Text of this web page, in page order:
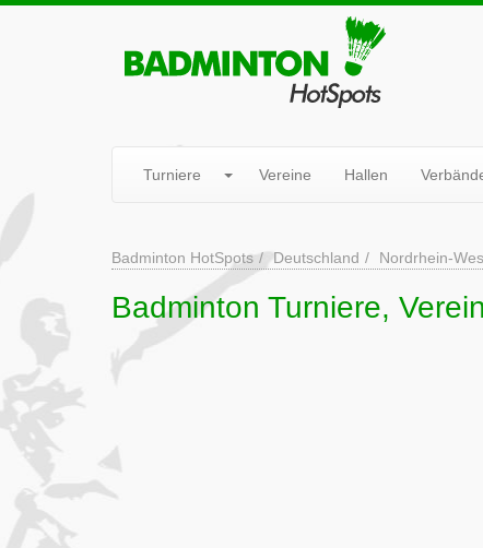
Turniere Vereine Hallen
Badminton HotSpots Deutschland Nordrhein-
Badminton Turniere,